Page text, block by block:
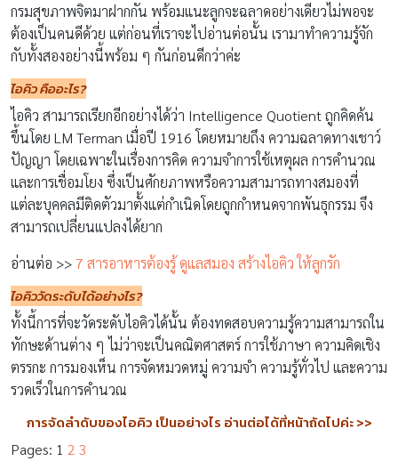
กรมสุขภาพจิตมาฝากกัน พร้อมแนะลูกจะฉลาดอย่างเดียวไม่พอจะ
ต้องเป็นคนดีด้วย แต่ก่อนที่เราจะไปอ่านต่อนั้น เรามาทำความรู้จัก
กับทั้งสองอย่างนี้พร้อม ๆ กันก่อนดีกว่าค่ะ
ไอคิว คืออะไร?
ไอคิว สามารถเรียกอีกอย่างได้ว่า Intelligence Quotient ถูกคิดค้น
ขึ้นโดย LM Terman เมื่อปี 1916 โดยหมายถึง ความฉลาดทางเชาว์
ปัญญา โดยเฉพาะในเรื่องการคิด ความจำการใช้เหตุผล การคำนวณ
และการเชื่อมโยง ซึ่งเป็นศักยภาพหรือความสามารถทางสมองที่
แต่ละบุคคลมีติดตัวมาตั้งแต่กำเนิดโดยถูกกำหนดจากพันธุกรรม จึง
สามารถเปลี่ยนแปลงได้ยาก
อ่านต่อ >>7 สารอาหารต้องรู้ ดูแลสมอง สร้างไอคิว ให้ลูกรัก
ไอคิววัดระดับได้อย่างไร?
ทั้งนี้การที่จะวัดระดับไอคิวได้นั้น ต้องทดสอบความรู้ความสามารถใน
ทักษะด้านต่าง ๆ ไม่ว่าจะเป็นคณิตศาสตร์ การใช้ภาษา ความคิดเชิง
ตรรกะ การมองเห็น การจัดหมวดหมู่ ความจำ ความรู้ทั่วไป และความ
รวดเร็วในการคำนวณ
การจัดลำดับของไอคิว เป็นอย่างไร อ่านต่อได้ที่หน้าถัดไปค่ะ >>
Pages: 1 2 3